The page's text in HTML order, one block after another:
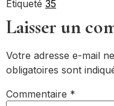
Étiqueté 35
Laisser un
Votre adresse e-mail
obligatoires sont
Commentaire *